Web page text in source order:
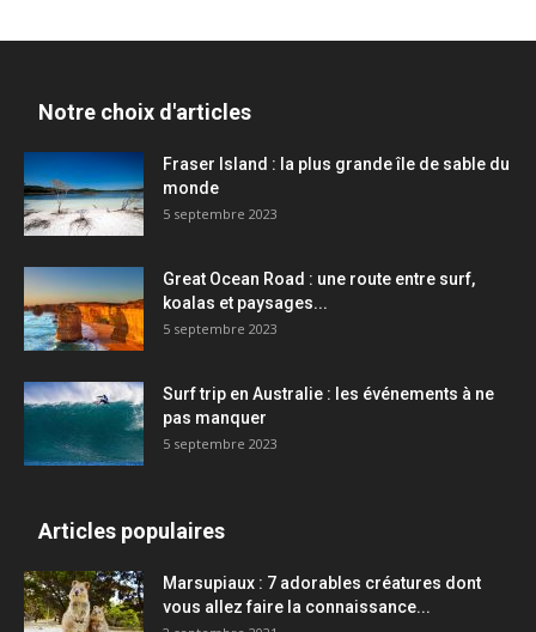
Notre choix d'articles
Fraser Island : la plus grande île de sable du
monde
5 septembre 2023
Great Ocean Road : une route entre surf,
koalas et paysages...
5 septembre 2023
Surf trip en Australie : les événements à ne
pas manquer
5 septembre 2023
Articles populaires
Marsupiaux : 7 adorables créatures dont
vous allez faire la connaissance...